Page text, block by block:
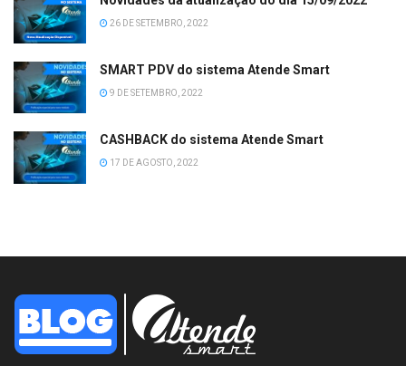
26 DE SETEMBRO, 2022
SMART PDV do sistema Atende Smart
9 DE SETEMBRO, 2022
CASHBACK do sistema Atende Smart
17 DE AGOSTO, 2022